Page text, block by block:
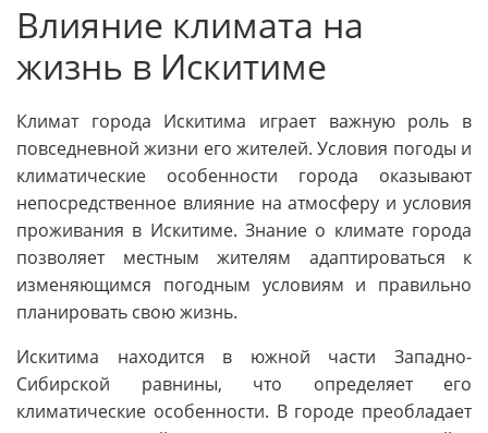
Влияние климата на
жизнь в Искитиме
Климат города Искитима играет важную роль в
повседневной жизни его жителей. Условия погоды и
климатические особенности города оказывают
непосредственное влияние на атмосферу и условия
проживания в Искитиме. Знание о климате города
позволяет местным жителям адаптироваться к
изменяющимся погодным условиям и правильно
планировать свою жизнь.
Искитима находится в южной части Западно-
Сибирской равнины, что определяет его
климатические особенности. В городе преобладает